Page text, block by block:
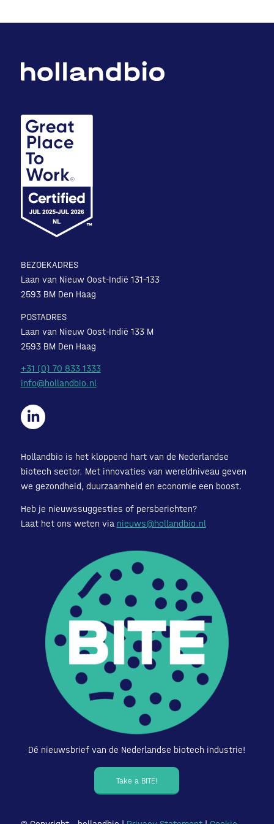
BEZOEKADRES
Laan van Nieuw Oost-Indië 131-133
2593 BM Den Haag
POSTADRES
Laan van Nieuw Oost-Indië 133 M
2593 BM Den Haag
+31 (0) 70 833 1333
info@hollandbio.nl
Hollandbio is het kloppend hart van de Nederlandse
biotech sector. Met innovaties van wereldniveau geven
we gezondheid, duurzaamheid en economie een boost.
Heb je nieuwssuggesties of persberichten?
Laat het ons weten via nieuws@hollandbio.nl
Dé nieuwsbrief van de Nederlandse biotech industrie!
Take a BITE!